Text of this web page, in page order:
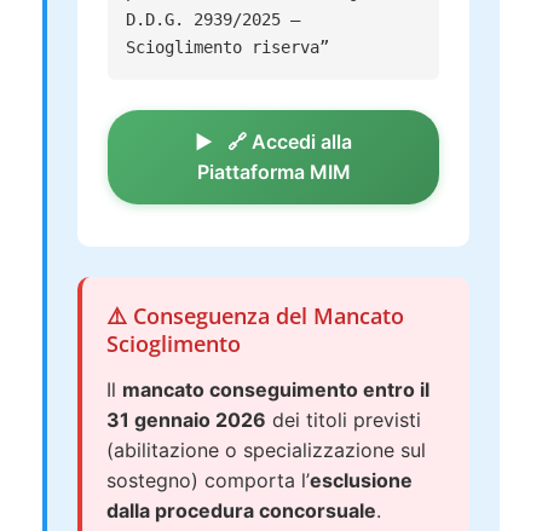
D.D.G. 2939/2025 –
Scioglimento riserva”
🔗 Accedi alla
Piattaforma MIM
⚠️ Conseguenza del Mancato
Scioglimento
Il mancato conseguimento entro il
31 gennaio 2026 dei titoli previsti
(abilitazione o specializzazione sul
sostegno) comporta l’esclusione
dalla procedura concorsuale.